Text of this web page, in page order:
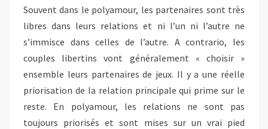
Souvent dans le polyamour, les partenaires sont très
libres dans leurs relations et ni l’un ni l’autre ne
s’immisce dans celles de l’autre. A contrario, les
couples libertins vont généralement « choisir »
ensemble leurs partenaires de jeux. Il y a une réelle
priorisation de la relation principale qui prime sur le
reste. En polyamour, les relations ne sont pas
toujours priorisés et sont mises sur un vrai pied